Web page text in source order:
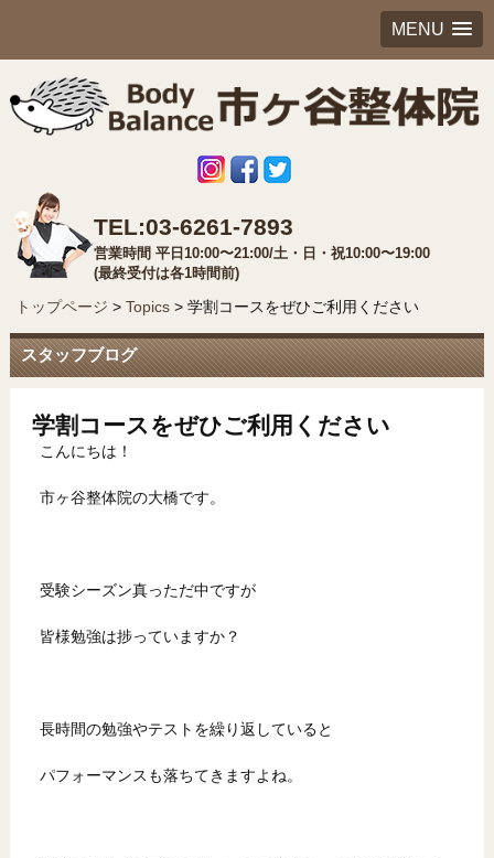
MENU
TEL:03-6261-7893
営業時間 平日10:00〜21:00/土・日・祝10:00〜19:00
(最終受付は各1時間前)
トップページ > Topics> 学割コースをぜひご利用ください
スタッフブログ
学割コースをぜひご利用ください
こんにちは！
市ヶ谷整体院の大橋です。
受験シーズン真っただ中ですが
皆様勉強は捗っていますか？
長時間の勉強やテストを繰り返していると
パフォーマンスも落ちてきますよね。